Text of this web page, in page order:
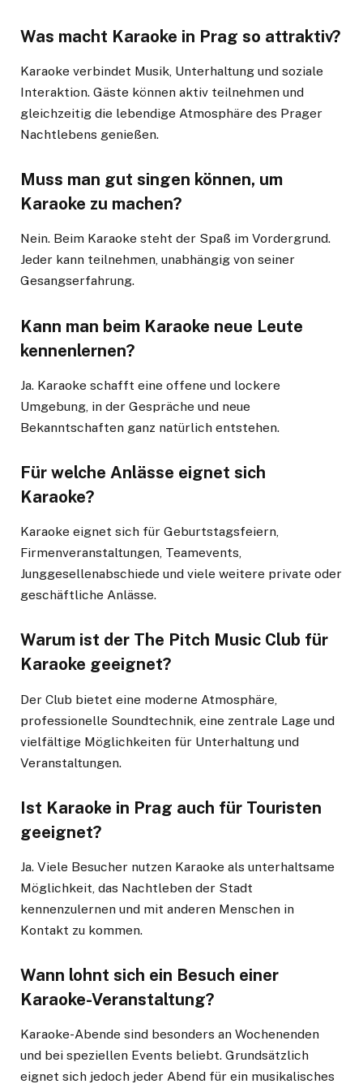
Was macht Karaoke in Prag so attraktiv?
Karaoke verbindet Musik, Unterhaltung und soziale
Interaktion. Gäste können aktiv teilnehmen und
gleichzeitig die lebendige Atmosphäre des Prager
Nachtlebens genießen.
Muss man gut singen können, um
Karaoke zu machen?
Nein. Beim Karaoke steht der Spaß im Vordergrund.
Jeder kann teilnehmen, unabhängig von seiner
Gesangserfahrung.
Kann man beim Karaoke neue Leute
kennenlernen?
Ja. Karaoke schafft eine offene und lockere
Umgebung, in der Gespräche und neue
Bekanntschaften ganz natürlich entstehen.
Für welche Anlässe eignet sich
Karaoke?
Karaoke eignet sich für Geburtstagsfeiern,
Firmenveranstaltungen, Teamevents,
Junggesellenabschiede und viele weitere private oder
geschäftliche Anlässe.
Warum ist der The Pitch Music Club für
Karaoke geeignet?
Der Club bietet eine moderne Atmosphäre,
professionelle Soundtechnik, eine zentrale Lage und
vielfältige Möglichkeiten für Unterhaltung und
Veranstaltungen.
Ist Karaoke in Prag auch für Touristen
geeignet?
Ja. Viele Besucher nutzen Karaoke als unterhaltsame
Möglichkeit, das Nachtleben der Stadt
kennenzulernen und mit anderen Menschen in
Kontakt zu kommen.
Wann lohnt sich ein Besuch einer
Karaoke-Veranstaltung?
Karaoke-Abende sind besonders an Wochenenden
und bei speziellen Events beliebt. Grundsätzlich
eignet sich jedoch jeder Abend für ein musikalisches